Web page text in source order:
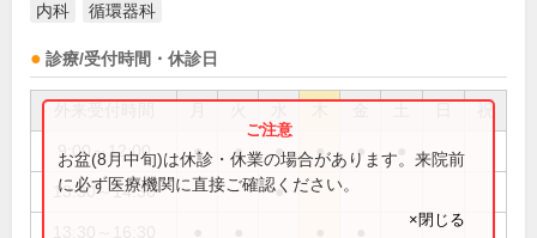
内科 循環器科
診療/受付時間・休診日
祝
9:00～12:00 ● ● ● ● ●
13:30～14:30 ●
お盆(8月中旬)は休診・休業の場合があります。来院前
に必ず医療機関に直接ご確認ください。
×閉じる